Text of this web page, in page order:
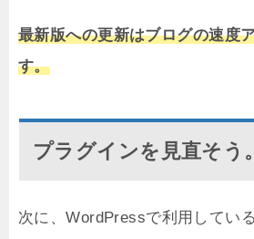
最新版への更新はブログの速度
す。
プラグインを見直そう。
次に、WordPressで利用してい